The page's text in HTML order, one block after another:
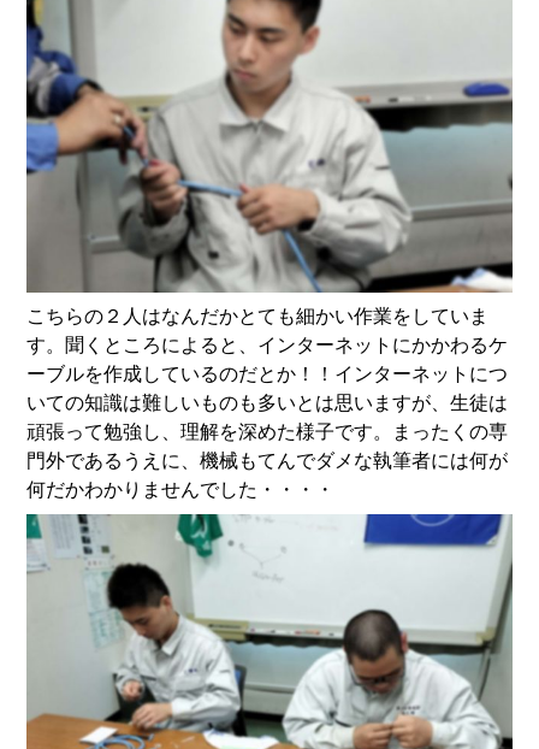
こちらの２人はなんだかとても細かい作業をしていま
す。聞くところによると、インターネットにかかわるケ
ーブルを作成しているのだとか！！インターネットにつ
いての知識は難しいものも多いとは思いますが、生徒は
頑張って勉強し、理解を深めた様子です。まったくの専
門外であるうえに、機械もてんでダメな執筆者には何が
何だかわかりませんでした・・・・